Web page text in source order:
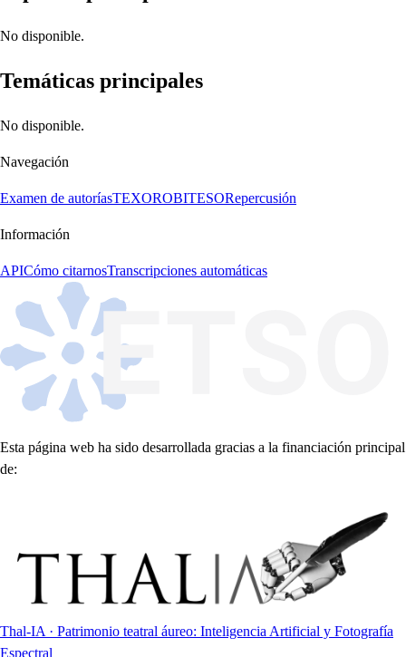
No disponible.
Temáticas principales
No disponible.
Navegación
Examen de autoríasTEXOROBITESORepercusión
Información
APICómo citarnosTranscripciones automáticas
Esta página web ha sido desarrollada gracias a la financiación principal
de:
Thal-IA · Patrimonio teatral áureo: Inteligencia Artificial y Fotografía
Espectral